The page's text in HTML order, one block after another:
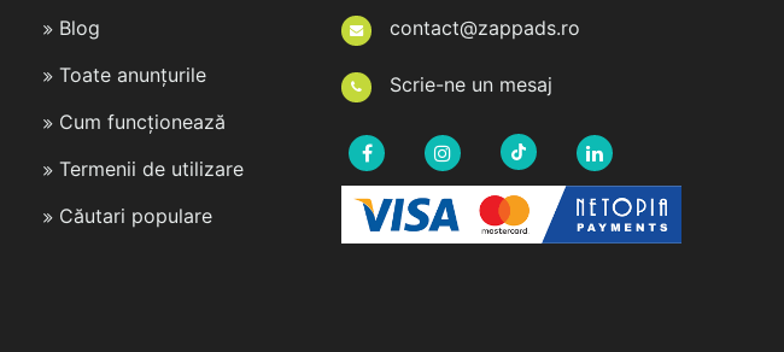
Blog
Toate anunțurile
Cum funcționează
Termenii de utilizare
Căutari populare
contact@zappads.ro
Scrie-ne un mesaj